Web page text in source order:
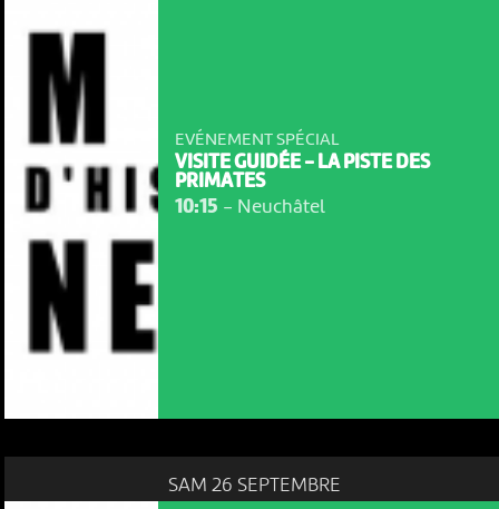
EVÉNEMENT SPÉCIAL
VISITE GUIDÉE - LA PISTE DES
PRIMATES
10:15 - Neuchâtel
SAM 26 SEPTEMBRE